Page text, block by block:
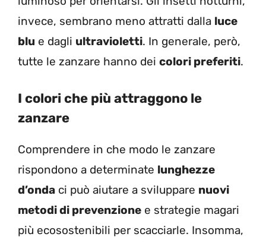
invece, sembrano meno attratti dalla luce
blu e dagli ultravioletti. In generale, però,
tutte le zanzare hanno dei colori preferiti.
I colori che più attraggono le
zanzare
Comprendere in che modo le zanzare
rispondono a determinate lunghezze
d’onda ci può aiutare a sviluppare nuovi
metodi di prevenzione e strategie magari
più ecosostenibili per scacciarle. Insomma,